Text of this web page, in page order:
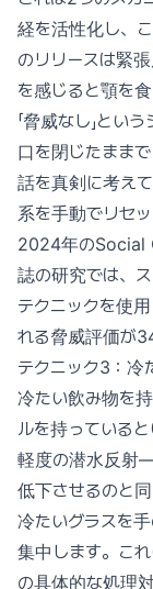
経を活性化し、
のリリースは緊
を感じると顎を
「脅威なし」とい
口を閉じたまま
話を真剣に考え
系を手動でリセッ
2024年の
誌の研究では、
テクニックを使
れる脅威評価が
テクニック3：冷
冷たい飲み物を
ルを持っている
軽度の潜水反射
低下させるのと
冷たいグラスを
集中します。これ
の具体的な処理